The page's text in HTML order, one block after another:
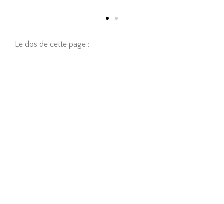
Le dos de cette page :